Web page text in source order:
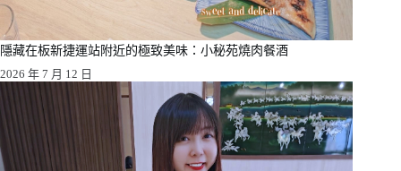
隱藏在板新捷運站附近的極致美味：小秘苑燒肉餐酒
2026 年 7 月 12 日